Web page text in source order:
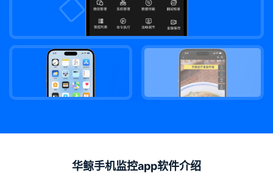
华鲸手机监控app软件介绍